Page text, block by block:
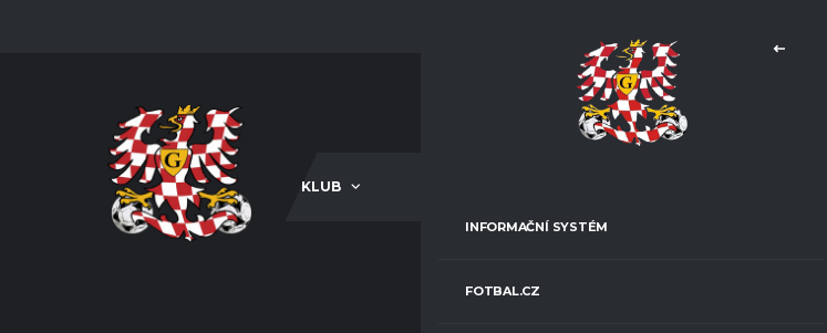
KLUB
INFORMAČNÍ SYSTÉM
FOTBAL.CZ
TJ SOKOL MĚSTEČKO